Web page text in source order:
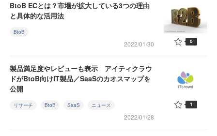
BtoB ECとは？市場が拡大している3つの理由
と具体的な活用法
BtoB
2022/01/30 0
製品満足度やレビューも表示 アイティクラウ
ドがBtoB向けIT製品／SaaSのカオスマップを
公開
リサーチ BtoB SaaS ニュース
2022/01/28
1